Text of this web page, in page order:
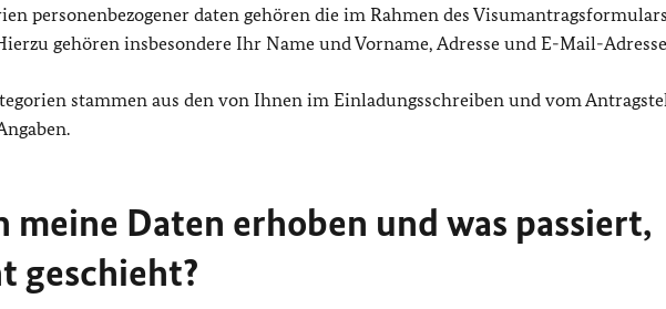
personenbezogener daten gehören die im Rahmen des
gehören insbesondere Ihr Name und Vorname, Adresse und E-Mail-
stammen aus den von Ihnen im Einladungsschreiben und vom
meine Daten erhoben und was passiert,
geschieht?